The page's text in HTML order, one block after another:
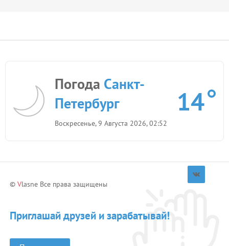
Погода Санкт-
Петербург
Воскресенье, 9 Августа 2026, 02:52
14
© Vlasne Все права защищены
Приглашай друзей и зарабатывай!